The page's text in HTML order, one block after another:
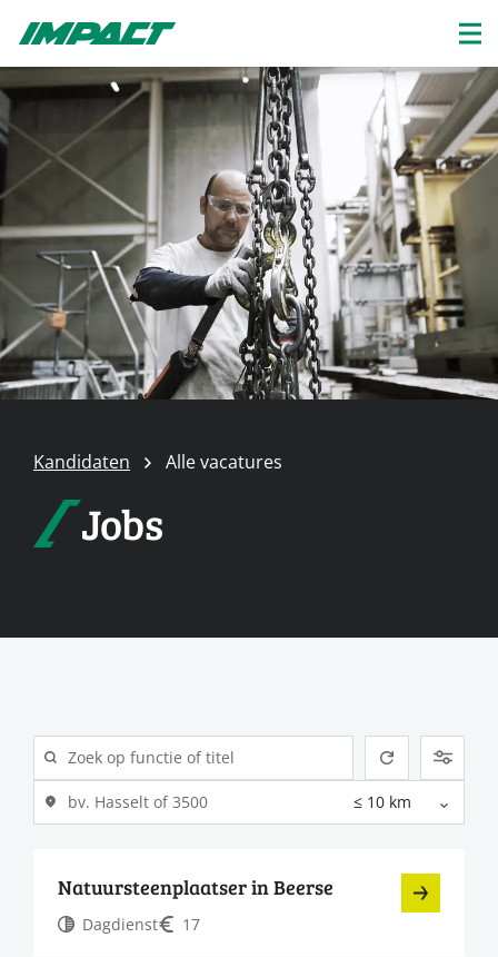
Kandidaten Alle vacatures
Jobs
Natuursteenplaatser in Beerse
Dagdienst 17